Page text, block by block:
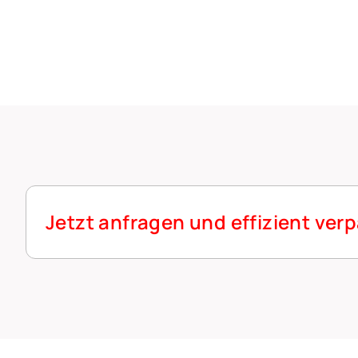
Jetzt anfragen und effizient